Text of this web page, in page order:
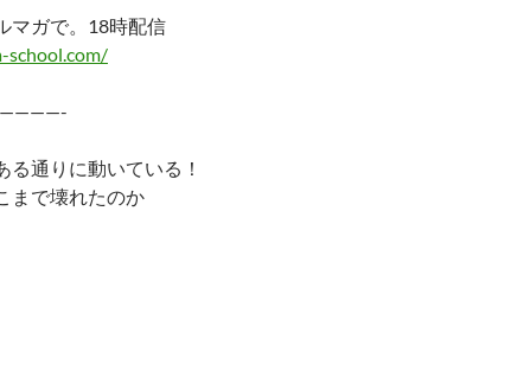
マガで。18時配信
school.com/
る通りに動いている！
まで壊れたのか